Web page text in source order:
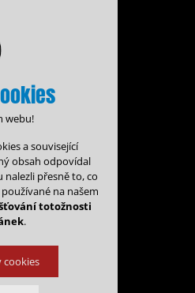
Administrace rezervací
webu!
a související
obsah odpovídal
přesně to, co
na našem
totožnosti
.
cookies